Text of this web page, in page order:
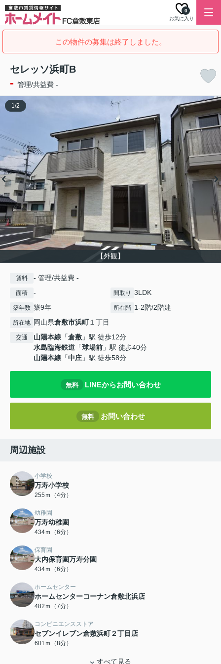
お気に入り
0
この物件の募集は終了しました。
セレッソ浜町B
- 管理/共益費 -
【外観】
1/2
賃料 - 管理/共益費 -
面積 - 間取り 3LDK
築年数 築9年 所在階 1-2階/2階建
所在地 岡山県倉敷市浜町１丁目
交通 山陽本線 「倉敷 」駅 徒歩12分
水島臨海鉄道 「球場前 」駅 徒歩40分
山陽本線 「中庄 」駅 徒歩58分
無料 LINEからお問い合わせ
無料 お問い合わせ
周辺施設
小学校
万寿小学校
255ｍ（4分）
幼稚園
万寿幼稚園
434ｍ（6分）
保育園
大内保育園万寿分園
434ｍ（6分）
ホームセンター
ホームセンターコーナン倉敷北浜店
482ｍ（7分）
コンビニエンスストア
セブンイレブン倉敷浜町２丁目店
601ｍ（8分）
すべて見る